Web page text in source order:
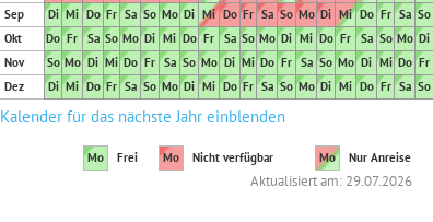
Sep
Di Mi Do Fr Sa So Mo Di Mi Do Fr Sa So Mo Di Mi Do Fr Sa So
Okt
Do Fr Sa So Mo Di Mi Do Fr Sa So Mo Di Mi Do Fr Sa So Mo Di
Nov
So Mo Di Mi Do Fr Sa So Mo Di Mi Do Fr Sa So Mo Di Mi Do Fr
Dez
Di Mi Do Fr Sa So Mo Di Mi Do Fr Sa So Mo Di Mi Do Fr Sa So
Kalender für das nächste Jahr einblenden
Mo Frei Mo Nicht verfügbar Mo Nur Anreise
Aktualisiert am: 29.07.2026